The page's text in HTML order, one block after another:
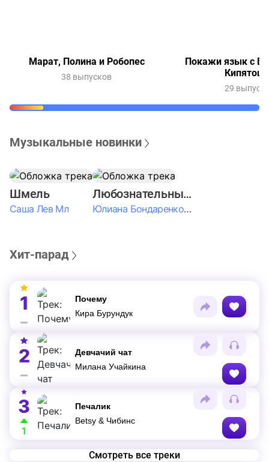
Марат, Полина и Робопес
38 выпусков
Покажи язык с
29
Музыкальные новинки
Шмель
Саша Лев Мл
Любознательные Дети
Юлиана Бондаренко & Амелия Колпакова & Егор Егоров & Валерия Шевченко & Ксюша Косичкина
Хит-парад
1
Почему
Кира Бурундук
2
Девчачий чат
Милана Учайкина
3
1
Печалик
Betsy & Чибинс
Смотреть все треки